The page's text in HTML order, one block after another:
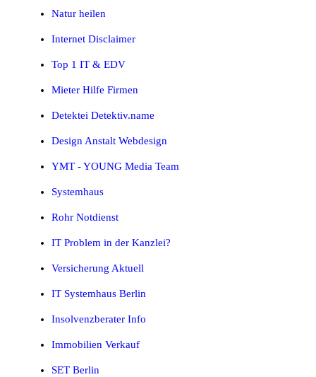
Natur heilen
Internet Disclaimer
Top 1 IT & EDV
Mieter Hilfe Firmen
Detektei Detektiv.name
Design Anstalt Webdesign
YMT - YOUNG Media Team
Systemhaus
Rohr Notdienst
IT Problem in der Kanzlei?
Versicherung Aktuell
IT Systemhaus Berlin
Insolvenzberater Info
Immobilien Verkauf
SET Berlin